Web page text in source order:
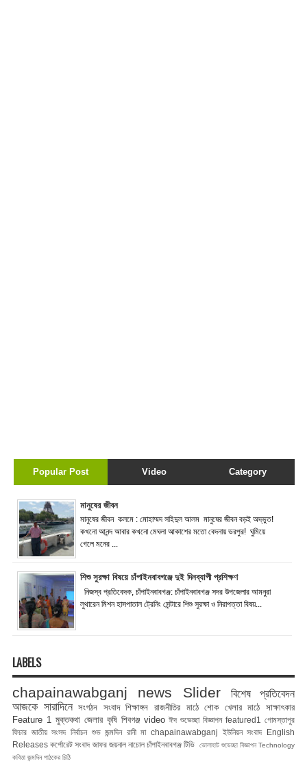
Popular Post Video Category
মানুষের জীবন
মানুষের জীবন কলমে : মোহাম্মদ সহিদুল আলম মানুষের জীবন বড়ই অদ্ভুত!
কখনো আনন্দ আবার কখনো মেঘলা আকাশের মতো বেদনায় ভরপুর! ঘুমিয়ে
গেলে মনের ...
শিশু সুরক্ষা বিষয়ে চাঁপাইনবাবগঞ্জে দুই দিনব্যাপী প্রশিক্ষণ
নিজস্ব প্রতিবেদক, চাঁপাইনবাবগঞ্জ: চাঁপাইনবাবগঞ্জ সদর উপজেলার আমনুরা
লুথারেন মিশন হাসপাতাল ট্রেনিং সেন্টারে শিশু সুরক্ষা ও নিরাপত্তা বিষয়...
LABELS
chapainawabganj news Slider
বিশেষ প্রতিবেদন
আজকে সারাদিনে সংগঠন সংবাদ শিক্ষাঙ্গন রাজনীতির মাঠে শোক খেলার মাঠে
সাক্ষাৎকার
Feature 1 মুক্তকথা জেলার কৃষি শিবগঞ্জ video ঈদ শুভেচ্ছা বিজ্ঞাপন featured1
গোমস্তাপুর
ফিচার জাতীয় সংসদ নির্বাচন শুভ জন্মদিন রানী মা chapainawabganj ইউনিয়ন সংবাদ
English
Releases কর্পোরেট সংবাদ জাফর জয়নাল নাচোল চাঁপাইনবাবগঞ্জ টিভি ভোলাহাট শুভেচ্ছা বিজ্ঞাপন Technology
কবিতা জন্মদিন পাঠকের চিঠি